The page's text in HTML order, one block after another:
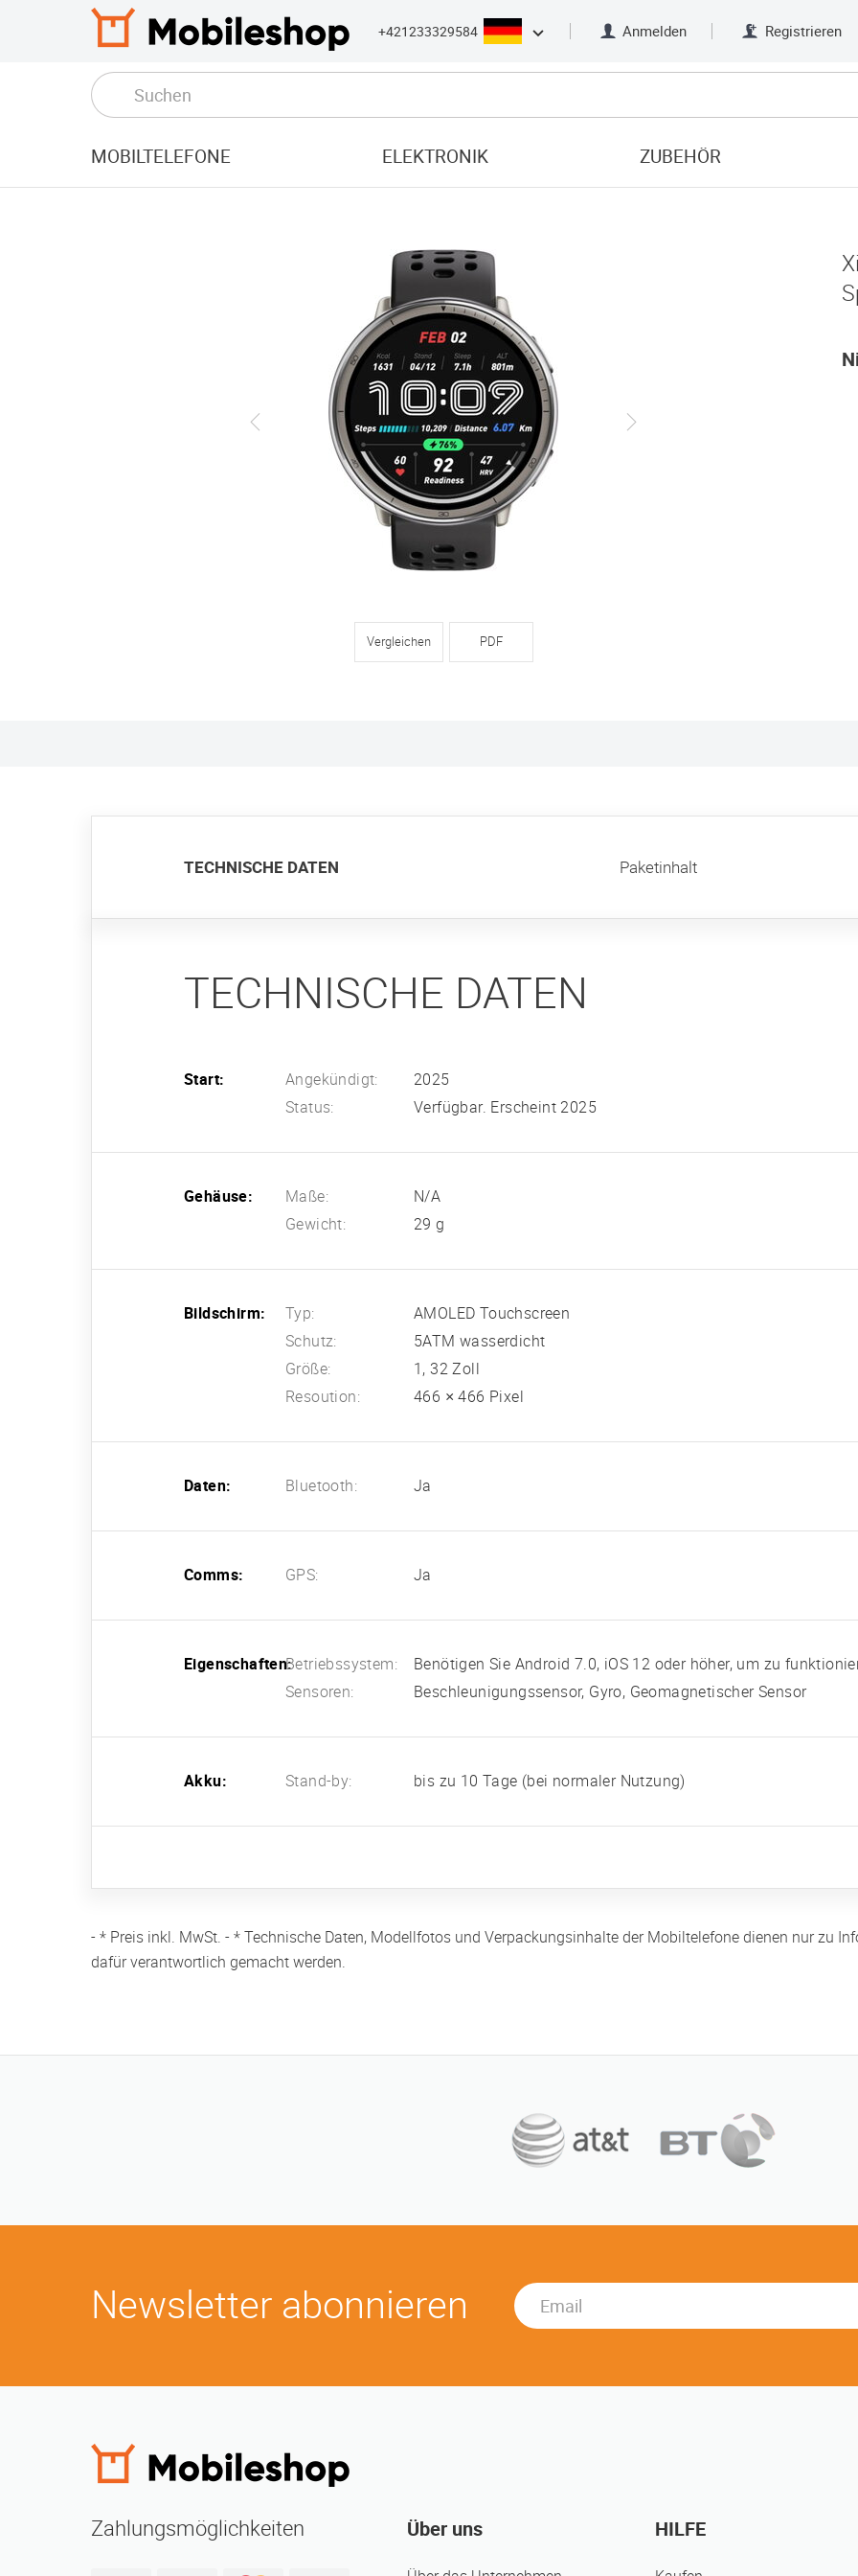
+421233329584 Anmelden Registrieren
MOBILTELEFONE ELEKTRONIK ZUBEHÖR
Vergleichen PDF
TECHNISCHE DATEN Paketinhalt
TECHNISCHE DATEN
Start: Angekündigt:
2025
Status:
Verfügbar. Erscheint 2025
Gehäuse: Maße:
N/A
Gewicht:
29 g
Bildschirm: Typ:
AMOLED Touchscreen
Schutz:
5ATM wasserdicht
Größe:
1, 32 Zoll
Resoution:
466 × 466 Pixel
Daten: Bluetooth: Ja
Comms: GPS: Ja
Eigenschaften:Betriebssystem:
Benötigen Sie Android 7.0, iOS 12 oder höher, um zu
Sensoren:
Beschleunigungssensor, Gyro, Geomagnetischer Sensor
Akku: Stand-by: bis zu 10 Tage (bei normaler Nutzung)
- * Preis inkl. MwSt. - * Technische Daten, Modellfotos und Verpackungsinhalte der Mobiltelefone dienen nur zu
dafür verantwortlich gemacht werden.
Newsletter abonnieren
Zahlungsmöglichkeiten Über uns HILFE